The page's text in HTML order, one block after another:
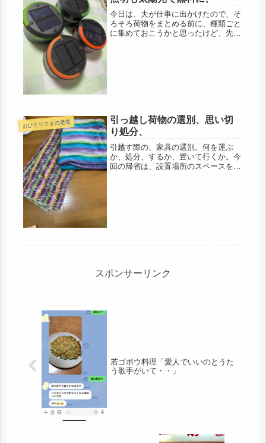
今日は、夫が仕事に出かけたので、そ
ろそろ荷物をまとめる前に、種類ごと
に集めておこうかと思ったけど、先
おひとりさまの老後
引っ越し荷物の選別、思い切
り処分、
引越す際の、家具の選別。何を運ぶ
か、処分、するか、置いて行くか。今
回の帰省は、設置場所のスペースを測
スポンサーリンク
若ゴボウ料理「愛人でいいのとうた
う歌手がいて・・」